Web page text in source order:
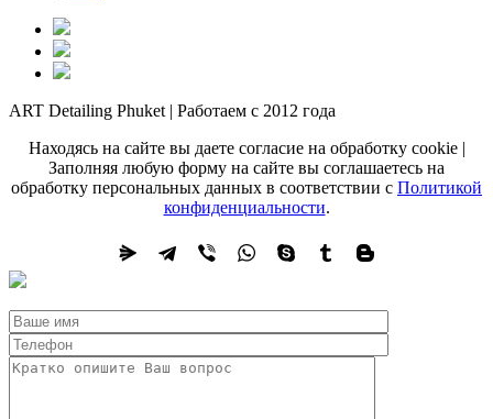
ART Detailing Phuket | Работаем с 2012 года
Находясь на сайте вы даете согласие на обработку cookie |
Заполняя любую форму на сайте вы соглашаетесь на
обработку персональных данных в соответствии с Политикой
конфиденциальности.